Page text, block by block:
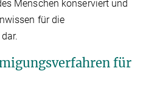
Menschen konserviert und
für die
für